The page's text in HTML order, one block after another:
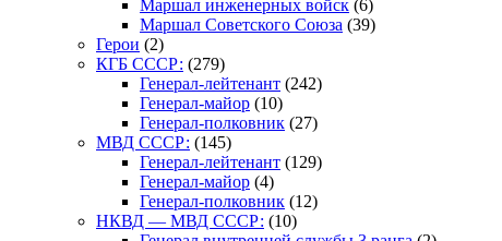
Маршал инженерных войск (6)
Маршал Советского Союза (39)
Герои (2)
КГБ СССР: (279)
Генерал-лейтенант (242)
Генерал-майор (10)
Генерал-полковник (27)
МВД СССР: (145)
Генерал-лейтенант (129)
Генерал-майор (4)
Генерал-полковник (12)
НКВД — МВД СССР: (10)